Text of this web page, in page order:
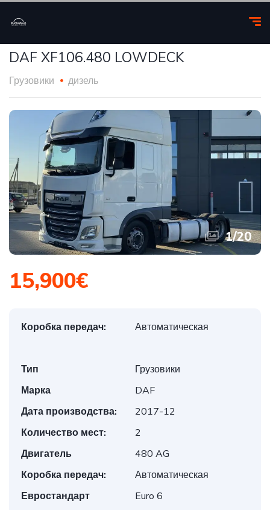
DAF XF106.480 LOWDECK
Грузовики дизель
1/20
15,900€
Коробка передач: Автоматическая
Тип
Грузовики
Марка
DAF
Дата производства:
2017-12
Количество мест:
2
Двигатель
480 AG
Коробка передач:
Автоматическая
Евростандарт
Euro 6